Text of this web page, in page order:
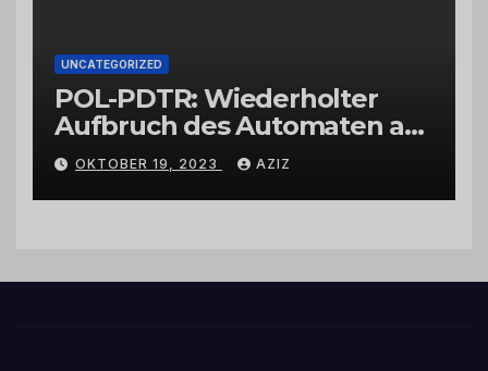
UNCATEGORIZED
POL-PDTR: Wiederholter
Aufbruch des Automaten am
Wohnmobilstellplatz in
Hermeskeil am Labachweg
OKTOBER 19, 2023 AZIZ